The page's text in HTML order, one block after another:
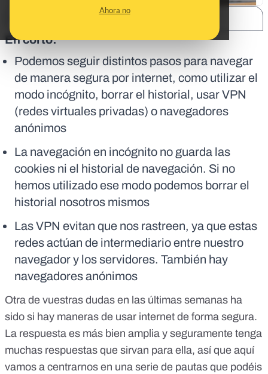
Ahora no
En corto:
Podemos seguir distintos pasos para navegar
de manera segura por internet, como utilizar el
modo incógnito, borrar el historial, usar VPN
(redes virtuales privadas) o navegadores
anónimos
La navegación en incógnito no guarda las
cookies ni el historial de navegación. Si no
hemos utilizado ese modo podemos borrar el
historial nosotros mismos
Las VPN evitan que nos rastreen, ya que estas
redes actúan de intermediario entre nuestro
navegador y los servidores. También hay
navegadores anónimos
Otra de vuestras dudas en las últimas semanas ha
sido si hay maneras de usar internet de forma segura.
La respuesta es más bien amplia y seguramente tenga
muchas respuestas que sirvan para ella, así que aquí
vamos a centrarnos en una serie de pautas que podéis